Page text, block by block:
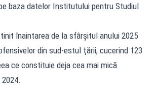
baza datelor Institutului pentru Studiul
înaintarea de la sfârşitul anului 2025
din sud-estul ţării, cucerind 123
ce constituie deja cea mai mică